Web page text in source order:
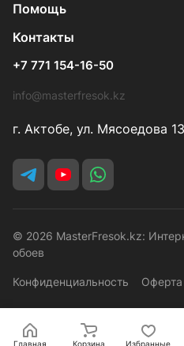
Помощь
Контакты
+7 771 154-16-50
info@masterfresok.kz
г. Актобе, ул. Мясоедова
© 2026 MasterFresok.kz:
обоев
Конфиденциальность Оферта
Главная Корзина Избранные